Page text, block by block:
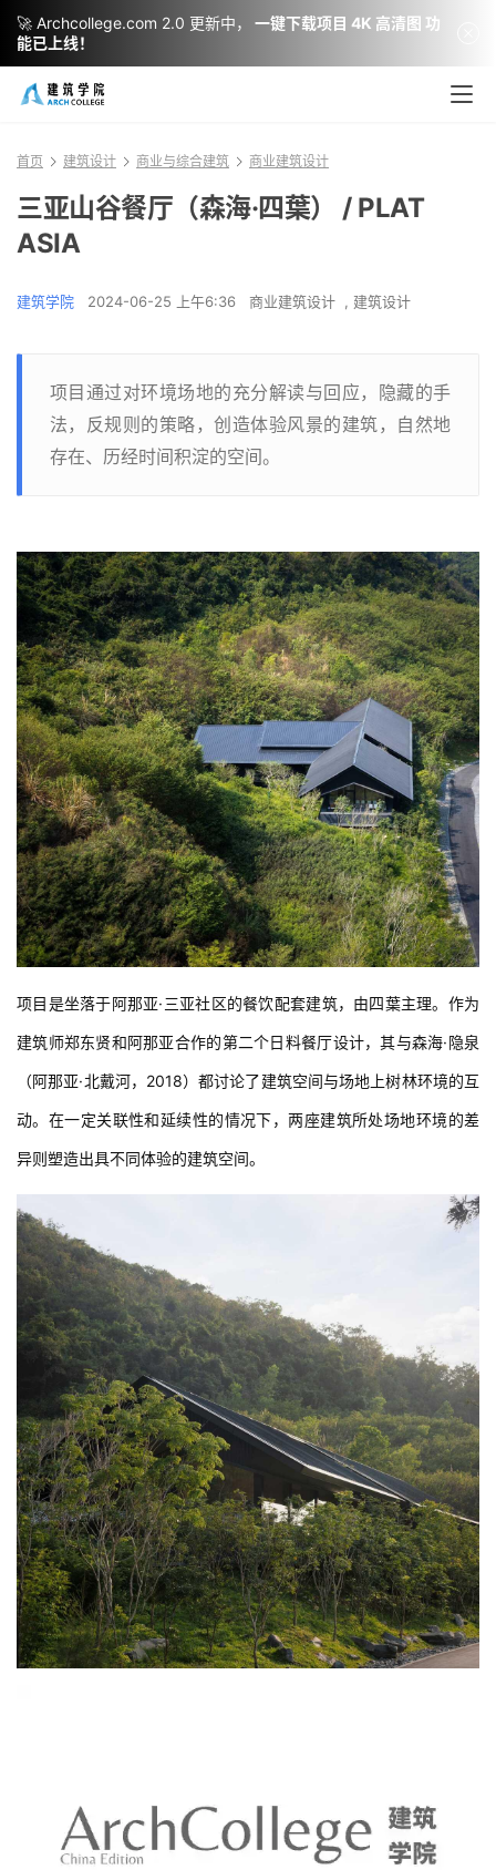
首页 建筑设计 商业与综合建筑 商业建筑设计
三亚山谷餐厅（森海·四葉） / PLAT
ASIA
建筑学院 2024-06-25 上午6:36 商业建筑设计 , 建筑设计
项目通过对环境场地的充分解读与回应，隐藏的手
法，反规则的策略，创造体验风景的建筑，自然地
存在、历经时间积淀的空间。
项目是坐落于阿那亚·三亚社区的餐饮配套建筑，由四葉主理。作为
建筑师郑东贤和阿那亚合作的第二个日料餐厅设计，其与森海·隐泉
（阿那亚·北戴河，2018）都讨论了建筑空间与场地上树林环境的互
动。在一定关联性和延续性的情况下，两座建筑所处场地环境的差
异则塑造出具不同体验的建筑空间。
🚀 Archcollege.com 2.0 更新中，
一键下载项目 4K 高清图 功
能已上线！